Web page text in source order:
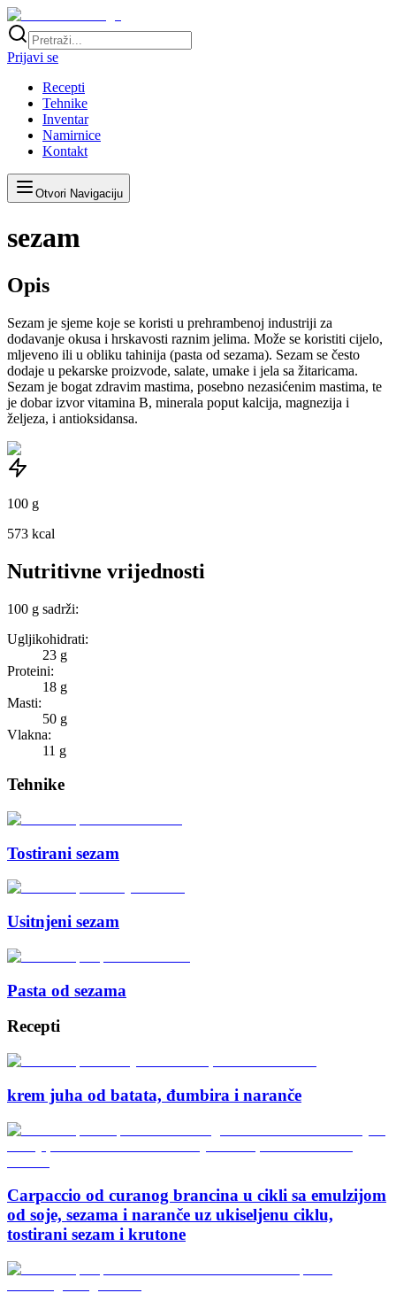
Prijavi se
Recepti
Tehnike
Inventar
Namirnice
Kontakt
Otvori Navigaciju
sezam
Opis
Sezam je sjeme koje se koristi u prehrambenoj industriji za
dodavanje okusa i hrskavosti raznim jelima. Može se koristiti cijelo,
mljeveno ili u obliku tahinija (pasta od sezama). Sezam se često
dodaje u pekarske proizvode, salate, umake i jela sa žitaricama.
Sezam je bogat zdravim mastima, posebno nezasićenim mastima, te
je dobar izvor vitamina B, minerala poput kalcija, magnezija i
željeza, i antioksidansa.
100 g
573 kcal
Nutritivne vrijednosti
100 g sadrži:
Ugljikohidrati:
23 g
Proteini:
18 g
Masti:
50 g
Vlakna:
11 g
Tehnike
Tostirani sezam
Usitnjeni sezam
Pasta od sezama
Recepti
krem juha od batata, đumbira i naranče
Carpaccio od curanog brancina u cikli sa emulzijom
od soje, sezama i naranče uz ukiseljenu ciklu,
tostirani sezam i krutone